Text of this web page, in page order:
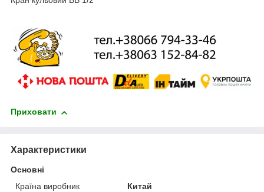
Приховати
Характеристики
Основні
Країна виробник
Китай